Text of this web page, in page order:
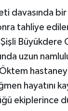
davasında
tahliye
Büyükdere
uzun
hayatını
ekiplerince